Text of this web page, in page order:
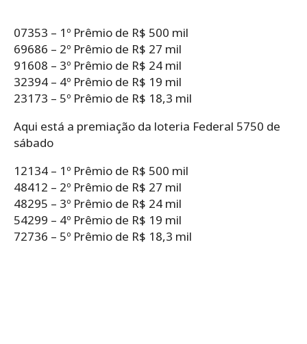
07353 – 1º Prêmio de R$ 500 mil
69686 – 2º Prêmio de R$ 27 mil
91608 – 3º Prêmio de R$ 24 mil
32394 – 4º Prêmio de R$ 19 mil
23173 – 5º Prêmio de R$ 18,3 mil
Aqui está a premiação da loteria Federal 5750 de
sábado
12134 – 1º Prêmio de R$ 500 mil
48412 – 2º Prêmio de R$ 27 mil
48295 – 3º Prêmio de R$ 24 mil
54299 – 4º Prêmio de R$ 19 mil
72736 – 5º Prêmio de R$ 18,3 mil